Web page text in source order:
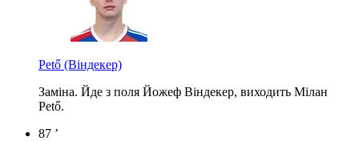
Pető (Віндекер)
Заміна. Йде з поля Йожеф Віндекер, виходить Мілан
Pető.
87 ’